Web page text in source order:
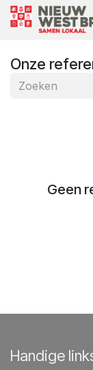
Overslaan naar
Onze
Geen
Handige